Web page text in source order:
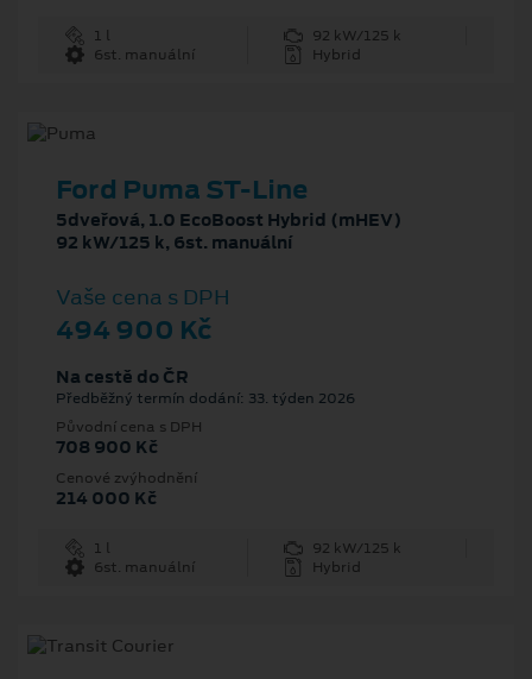
1 l
92 kW/125 k
6st. manuální
Hybrid
Ford Puma ST-Line
5dveřová, 1.0 EcoBoost Hybrid (mHEV)
92 kW/125 k, 6st. manuální
Vaše cena s DPH
494 900 Kč
Na cestě do ČR
Předběžný termín dodání: 33. týden 2026
Původní cena s DPH
708 900 Kč
Cenové zvýhodnění
214 000 Kč
1 l
92 kW/125 k
6st. manuální
Hybrid